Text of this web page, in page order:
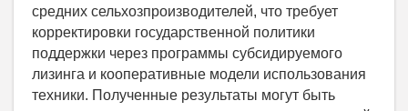
средних сельхозпроизводителей, что требует
корректировки государственной политики
поддержки через программы субсидируемого
лизинга и кооперативные модели использования
техники. Полученные результаты могут быть